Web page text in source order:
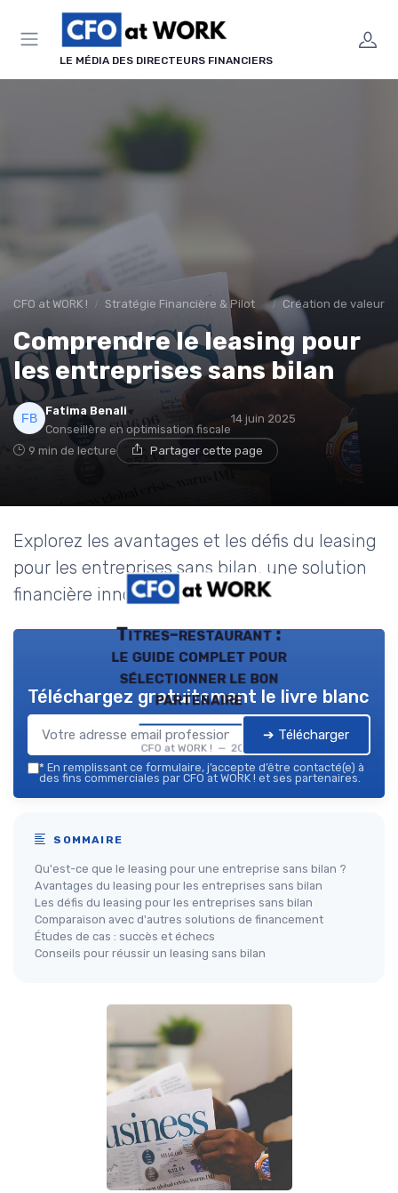
LE MÉDIA DES DIRECTEURS FINANCIERS
CFO at WORK ! Stratégie Financière & Pilotage Création de valeur
Comprendre le leasing pour
les entreprises sans bilan
Fatima Benali
Conseillère en optimisation fiscale
14 juin 2025
9 min de lecture Partager cette page
Explorez les avantages et les défis du leasing
pour les entreprises sans bilan, une solution
financière innovante.
Titres-restaurant :
le guide complet pour
sélectionner le bon
partenaire
CFO at WORK ! — 2026
Téléchargez gratuitement le livre blanc
➔ Télécharger
* En remplissant ce formulaire, j’accepte d’être contacté(e) à
des fins commerciales par CFO at WORK ! et ses partenaires.
SOMMAIRE
Qu'est-ce que le leasing pour une entreprise sans bilan ?
Avantages du leasing pour les entreprises sans bilan
Les défis du leasing pour les entreprises sans bilan
Comparaison avec d'autres solutions de financement
Études de cas : succès et échecs
Conseils pour réussir un leasing sans bilan
Panneau de gestion des cookies